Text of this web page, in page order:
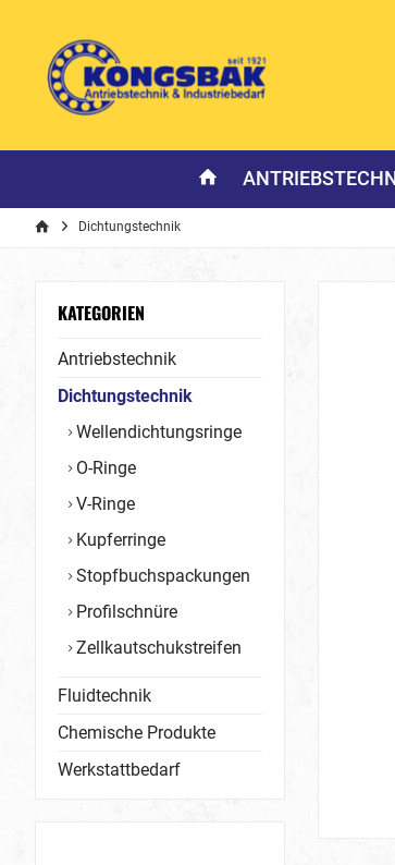
Dichtungstechnik
KATEGORIEN
Antriebstechnik
Dichtungstechnik
Wellendichtungsringe
O-Ringe
V-Ringe
Kupferringe
Stopfbuchspackungen
Profilschnüre
Zellkautschukstreifen
Fluidtechnik
Chemische Produkte
Werkstattbedarf